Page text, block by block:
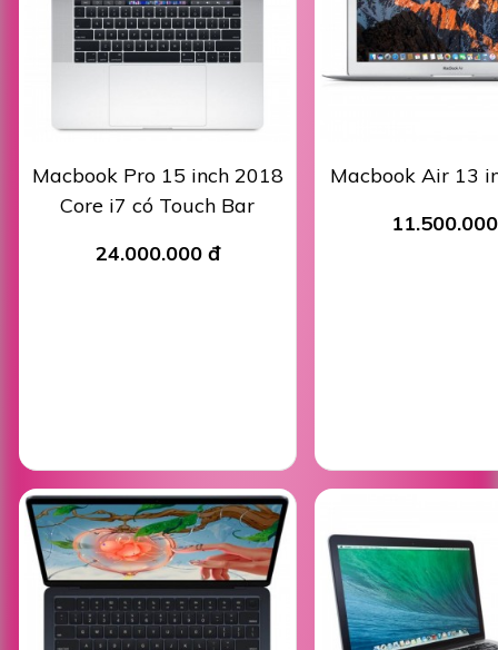
Macbook Pro 15 inch 2018
Core i7 có Touch Bar
24.000.000 đ
Macbook Air 13